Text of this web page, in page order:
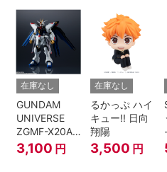
在庫なし
GUNDAM
UNIVERSE
ZGMF-X20A
STRIKE
FREEDOM
3,100 円
在庫なし
るかっぷ ハイ
キュー!! 日向
翔陽
3,500 円